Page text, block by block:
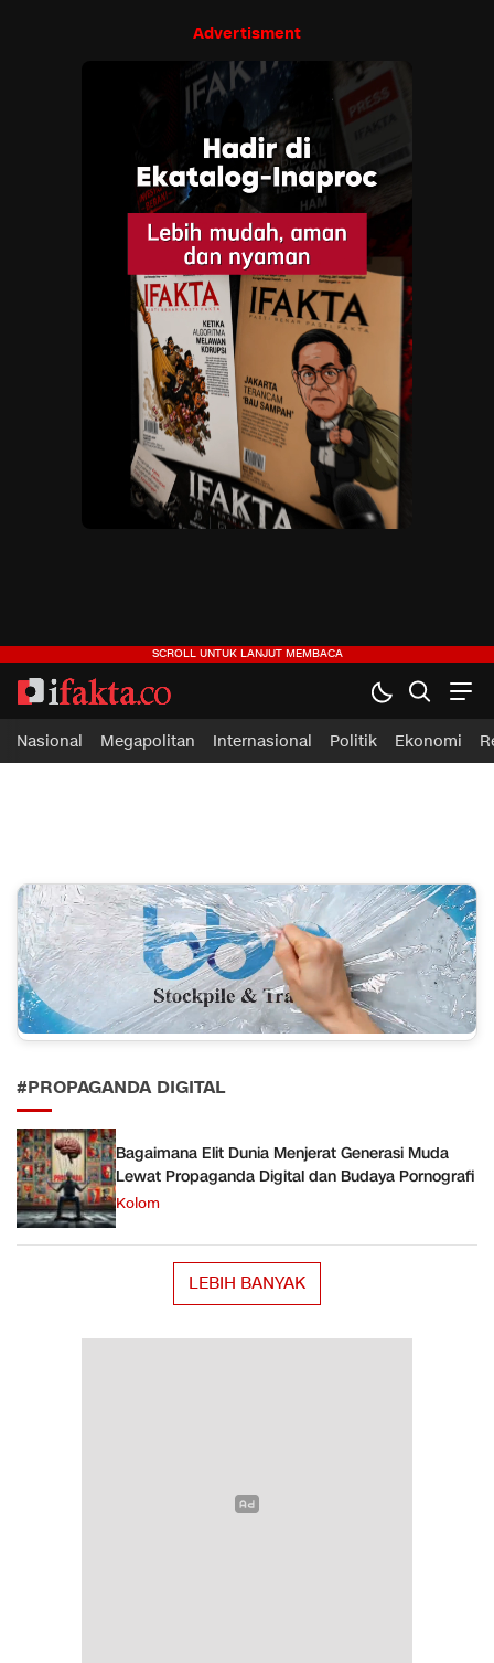
Advertisment
ifakta.co
#pastibenar
Nasional Megapolitan Internasional Politik Ekonomi
#PROPAGANDA DIGITAL
Bagaimana Elit Dunia Menjerat Generasi Muda
Lewat Propaganda Digital dan Budaya Pornografi
Kolom
LEBIH BANYAK